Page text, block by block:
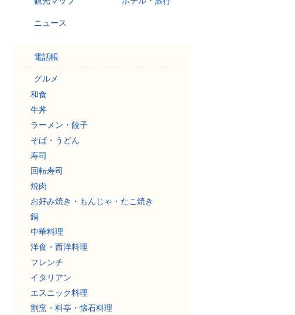
ニュース
電話帳
グルメ
和食
牛丼
ラーメン・餃子
そば・うどん
寿司
回転寿司
焼肉
お好み焼き・もんじゃ・たこ焼き
鍋
中華料理
洋食・西洋料理
フレンチ
イタリアン
エスニック料理
割烹・料亭・懐石料理